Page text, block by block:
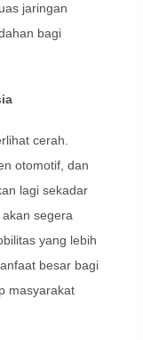
jaringan
bagi
cerah.
otomotif, dan
lagi sekadar
segera
yang lebih
besar bagi
masyarakat